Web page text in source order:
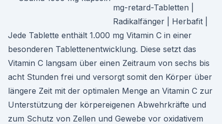
mg-retard-Tabletten |
Radikalfänger | Herbafit |
Jede Tablette enthält 1.000 mg Vitamin C in einer
besonderen Tablettenentwicklung. Diese setzt das
Vitamin C langsam über einen Zeitraum von sechs bis
acht Stunden frei und versorgt somit den Körper über
längere Zeit mit der optimalen Menge an Vitamin C zur
Unterstützung der körpereigenen Abwehrkräfte und
zum Schutz von Zellen und Gewebe vor oxidativem